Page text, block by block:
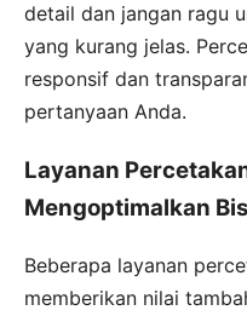
detail dan jangan ragu
yang kurang jelas.
responsif dan
pertanyaan Anda.
Layanan
Mengoptimalkan
Beberapa layanan
memberikan nilai